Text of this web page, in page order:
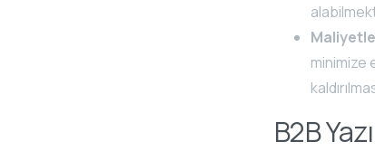
minimize
B2B